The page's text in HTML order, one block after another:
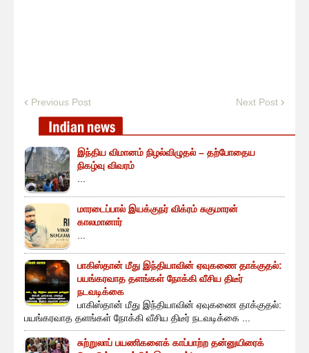
Previous Post Next Post
இந்திய விமானம் நிழல்விழுதல் – தற்போதைய
நிகழ்வு விவரம்
...
மாரடைப்பால் இயக்குநர் விக்ரம் சுகுமாரன்
காலமானார்
...
பாகிஸ்தான் மீது இந்தியாவின் ஏவுகணை தாக்குதல்:
பயங்கரவாத தளங்கள் நோக்கி வீசிய திடீர்
நடவடிக்கை
பாகிஸ்தான் மீது இந்தியாவின் ஏவுகணை தாக்குதல்:
பயங்கரவாத தளங்கள் நோக்கி வீசிய திடீர் நடவடிக்கை ...
சுற்றுலாப் பயணிகளைக் காப்பாற்ற தன்னுயிரைக்